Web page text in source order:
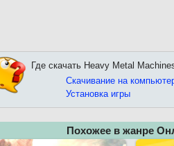
Где скачать Heavy Metal
Скачивание на
Установка игры
Похожее в жанре